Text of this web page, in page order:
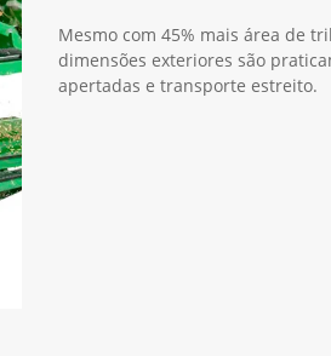
Mesmo com 45% mais área de
dimensões exteriores são
apertadas e transporte estreito.